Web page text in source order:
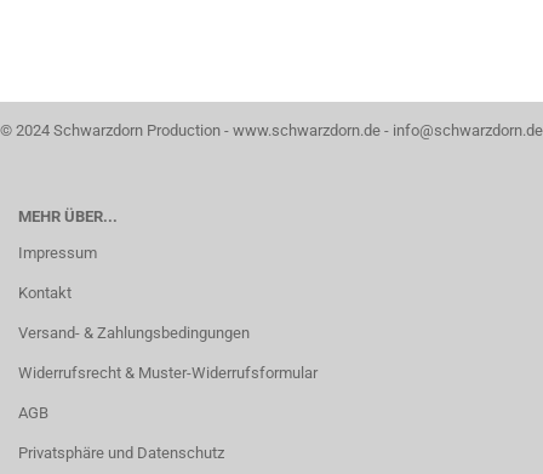
© 2024 Schwarzdorn Production - www.schwarzdorn.de - info@schwarzdorn.de
MEHR ÜBER...
Impressum
Kontakt
Versand- & Zahlungsbedingungen
Widerrufsrecht & Muster-Widerrufsformular
AGB
Privatsphäre und Datenschutz